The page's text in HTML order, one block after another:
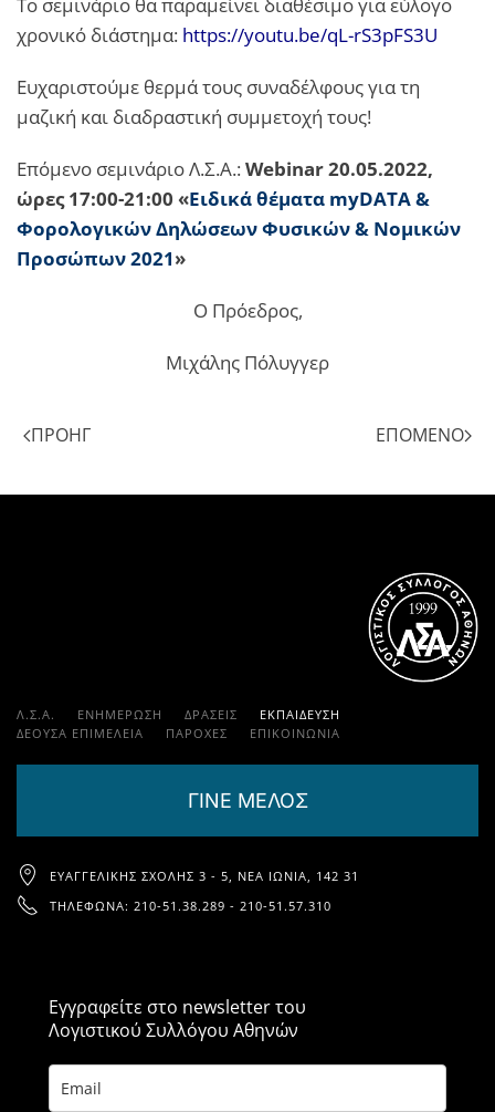
χρονικό διάστημα: https://youtu.be/qL-rS3pFS3U
Ευχαριστούμε θερμά τους συναδέλφους για τη
μαζική και διαδραστική συμμετοχή τους!
Επόμενο σεμινάριο Λ.Σ.Α.:Webinar 20.05.2022,
ώρες 17:00-21:00 «Ειδικά θέματα myDATA &
Φορολογικών Δηλώσεων Φυσικών & Νομικών
Προσώπων 2021»
Ο Πρόεδρος,
Μιχάλης Πόλυγγερ
ΠΡΟΗΓ ΕΠΌΜΕΝΟ
Λ.Σ.Α. ΕΝΗΜΕΡΩΣΗ ΔΡΑΣΕΙΣ
ΕΚΠΑΊΔΕΥΣΗ
ΔΕΟΥΣΑ ΕΠΙΜΕΛΕΙΑ
ΠΑΡΟΧΈΣ ΕΠΙΚΟΙΝΩΝΊΑ
ΓΙΝΕ ΜΕΛΟΣ
ΕΥΑΓΓΕΛΙΚΉΣ ΣΧΟΛΉΣ 3 - 5, ΝΈΑ ΙΩΝΊΑ, 142 31
ΤΗΛΈΦΩΝΑ: 210-51.38.289 - 210-51.57.310
Εγγραφείτε στο newsletter του
Λογιστικού Συλλόγου Αθηνών